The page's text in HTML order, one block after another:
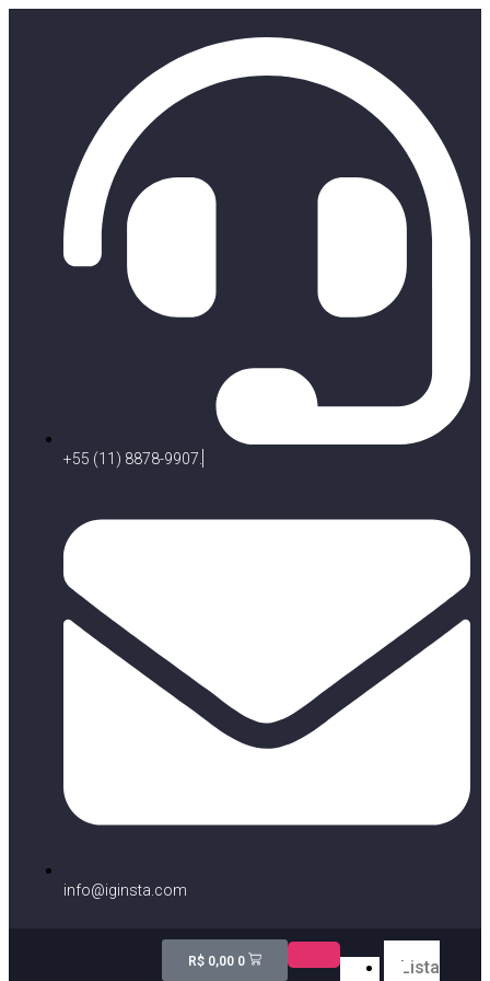
+55 (11) 8878-9907.
info@iginsta.com
R$0,00 0
Lista